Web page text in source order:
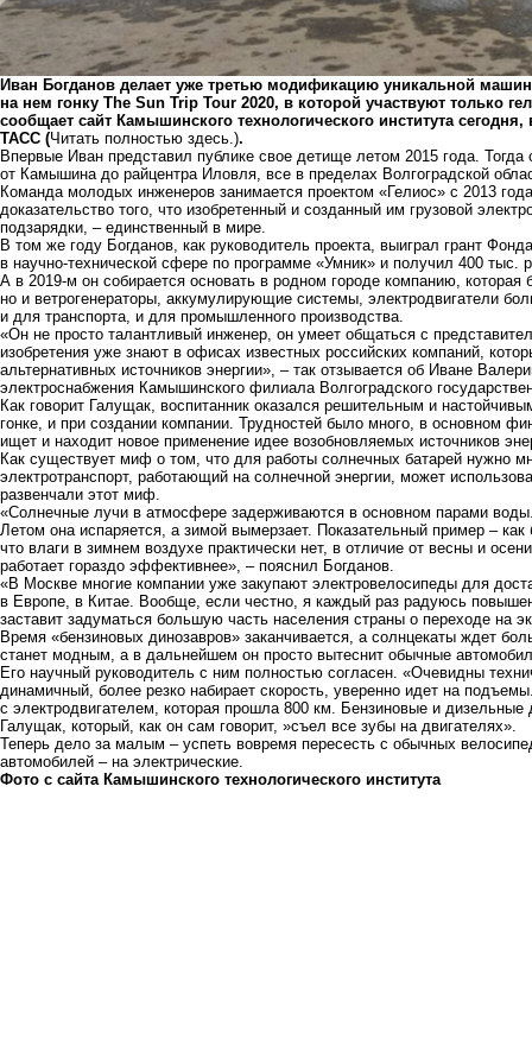
Иван Богданов делает уже третью модификацию уникальной
на нем гонку The Sun Trip Tour 2020, в которой участвуют только
сообщает сайт Камышинского технологического института
ТАСС (Читать полностью здесь. ).
Впервые Иван представил публике свое детище летом 2015 года.
от Камышина до райцентра Иловля, все в пределах Волгоградской
Команда молодых инженеров занимается проектом «Гелиос» с 2013
доказательство того, что изобретенный и созданный им грузовой
подзарядки, – единственный в мире.
В том же году Богданов, как руководитель проекта, выиграл грант
в научно-технической сфере по программе «Умник» и получил 400 тыс.
А в 2019-м он собирается основать в родном городе компанию, которая
но и ветрогенераторы, аккумулирующие системы, электродвигатели
и для транспорта, и для промышленного производства.
«Он не просто талантливый инженер, он умеет общаться с
изобретения уже знают в офисах известных российских компаний,
альтернативных источников энергии», – так отзывается об Иване
электроснабжения Камышинского филиала Волгоградского
Как говорит Галущак, воспитанник оказался решительным и
гонке, и при создании компании. Трудностей было много, в основном
ищет и находит новое применение идее возобновляемых источников
Как существует миф о том, что для работы солнечных батарей нужно
электротранспорт, работающий на солнечной энергии, может
развенчали этот миф.
«Солнечные лучи в атмосфере задерживаются в основном парами
Летом она испаряется, а зимой вымерзает. Показательный пример –
что влаги в зимнем воздухе практически нет, в отличие от весны и
работает гораздо эффективнее», – пояснил Богданов.
«В Москве многие компании уже закупают электровелосипеды для
в Европе, в Китае. Вообще, если честно, я каждый раз радуюсь
заставит задуматься большую часть населения страны о переходе на
Время «бензиновых динозавров» заканчивается, а солнцекаты ждет
станет модным, а в дальнейшем он просто вытеснит обычные
Его научный руководитель с ним полностью согласен. «Очевидны
динамичный, более резко набирает скорость, уверенно идет на
с электродвигателем, которая прошла 800 км. Бензиновые и
Галущак, который, как он сам говорит, »съел все зубы на двигателях».
Теперь дело за малым – успеть вовремя пересесть с обычных
автомобилей – на электрические.
Фото с сайта Камышинского технологического института